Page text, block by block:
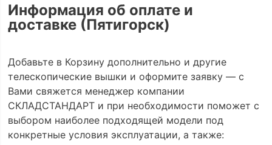
Информация об оплате и
доставке (Пятигорск)
Добавьте в Корзину дополнительно и другие
телескопические вышки и оформите заявку — с
Вами свяжется менеджер компании
СКЛАДСТАНДАРТ и при необходимости поможет с
выбором наиболее подходящей модели под
конкретные условия эксплуатации, а также: